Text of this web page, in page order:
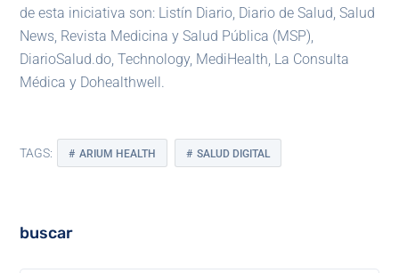
de esta iniciativa son: Listín Diario, Diario de Salud, Salud
News, Revista Medicina y Salud Pública (MSP),
DiarioSalud.do, Technology, MediHealth, La Consulta
Médica y Dohealthwell.
TAGS: ARIUM HEALTH SALUD DIGITAL
buscar